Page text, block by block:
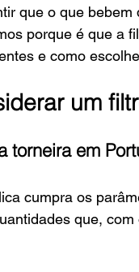
que o que
porque é que a
e como
um
torneira em
cumpra os
que,